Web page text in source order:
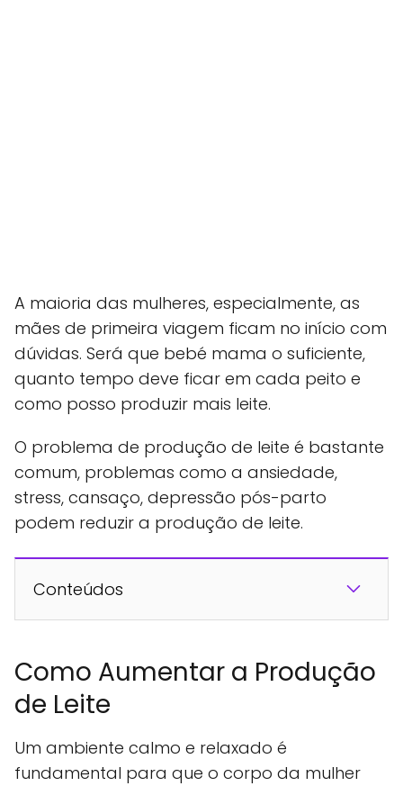
A maioria das mulheres, especialmente, as
mães de primeira viagem ficam no início com
dúvidas. Será que bebé mama o suficiente,
quanto tempo deve ficar em cada peito e
como posso produzir mais leite.
O problema de produção de leite é bastante
comum, problemas como a ansiedade,
stress, cansaço, depressão pós-parto
podem reduzir a produção de leite.
Conteúdos
Como Aumentar a Produção
de Leite
Um ambiente calmo e relaxado é
fundamental para que o corpo da mulher